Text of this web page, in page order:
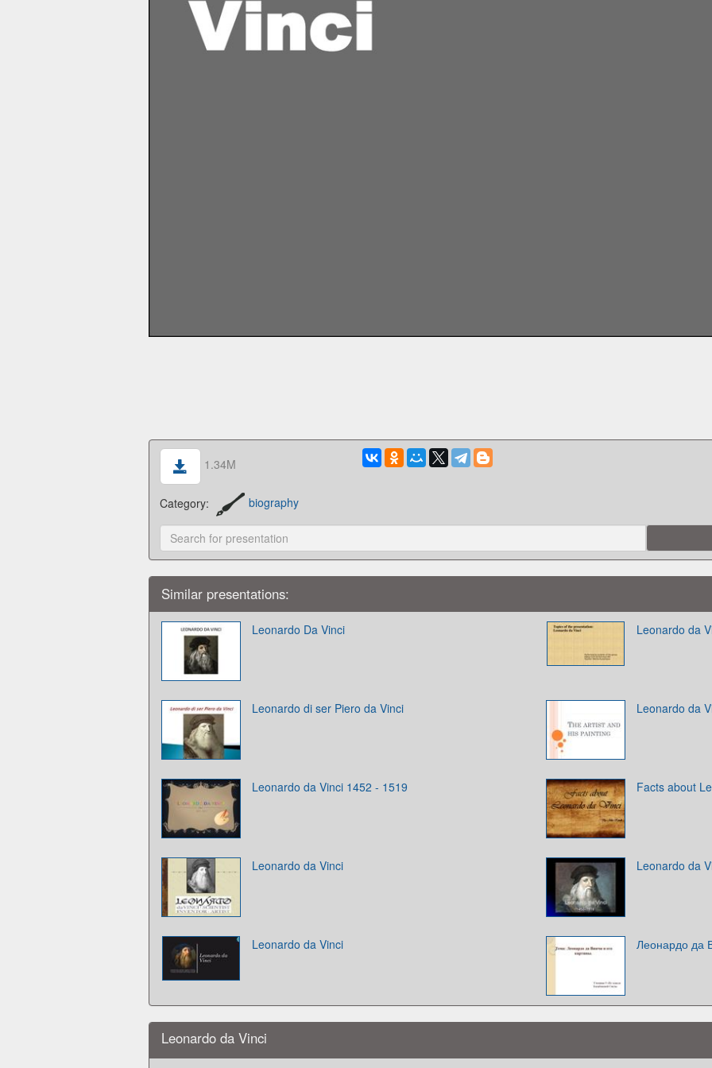
1.34M
Category: biography
Similar presentations:
Leonardo Da Vinci Leonardo da
Leonardo di ser Piero da Vinci Leonardo da
Leonardo da Vinci 1452 - 1519 Facts about
Leonardo da Vinci Leonardo da
Leonardo da Vinci Леонардо да
Leonardo da Vinci